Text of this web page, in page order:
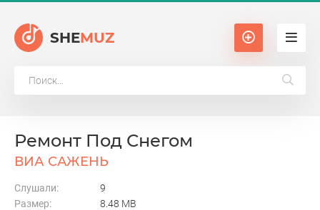
SHEMUZ
Ремонт Под Снегом
ВИА САЖЕНЬ
Слушали:
9
Размер:
8.48 MB